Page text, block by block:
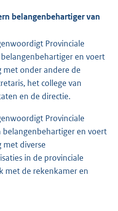
belangenbehartiger van
Provinciale
en voert
met onder andere de
het college van
en de directie.
Provinciale
belangenbehartiger en voert
met diverse
in de provinciale
met de rekenkamer en